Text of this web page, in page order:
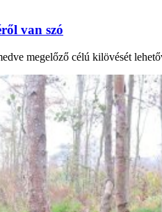
van szó
megelőző célú kilövését